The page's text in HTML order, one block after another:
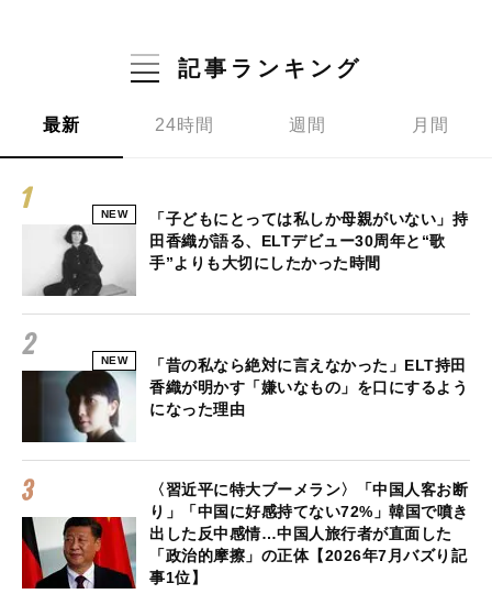
記事ランキング
最新 24時間 週間 月間
NEW
「子どもにとっては私しか母親がいない」持
田香織が語る、ELTデビュー30周年と“歌
手”よりも大切にしたかった時間
NEW
「昔の私なら絶対に言えなかった」ELT持田
香織が明かす「嫌いなもの」を口にするよう
になった理由
〈習近平に特大ブーメラン〉「中国人客お断
り」「中国に好感持てない72%」韓国で噴き
出した反中感情…中国人旅行者が直面した
「政治的摩擦」の正体【2026年7月バズり記
事1位】